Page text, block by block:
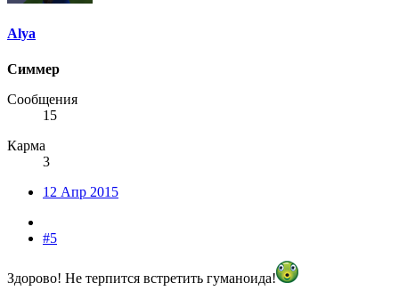
Alya
Симмер
Сообщения
15
Карма
3
12 Апр 2015
#5
Здорово! Не терпится встретить гуманоида!